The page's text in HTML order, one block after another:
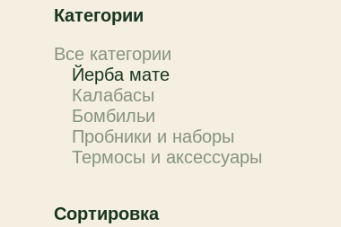
Категории
Все категории
Йерба мате
Калабасы
Бомбильи
Пробники и наборы
Термосы и аксессуары
Сортировка